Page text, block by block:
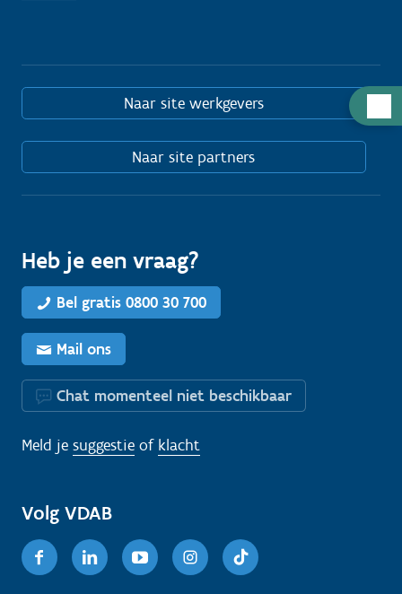
u
p
n
Naar site werkgevers
Naar site partners
Heb je een vraag?
Bel gratis 0800 30 700
Mail ons
Chat momenteel niet beschikbaar
Meld je suggestie of klacht
Volg VDAB
FacebookLinkedinYoutubeInstagram